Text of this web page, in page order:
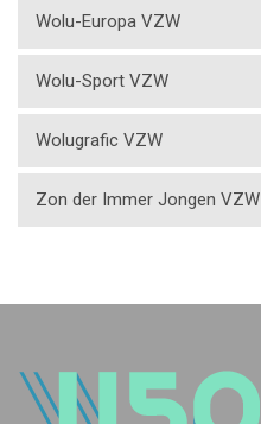
Wolu-Europa VZW
Wolu-Sport VZW
Wolugrafic VZW
Zon der Immer Jongen VZW